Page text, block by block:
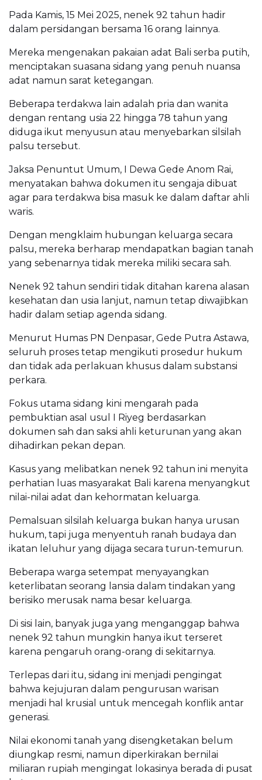
Pada Kamis, 15 Mei 2025, nenek 92 tahun hadir
dalam persidangan bersama 16 orang lainnya.
Mereka mengenakan pakaian adat Bali serba putih,
menciptakan suasana sidang yang penuh nuansa
adat namun sarat ketegangan.
Beberapa terdakwa lain adalah pria dan wanita
dengan rentang usia 22 hingga 78 tahun yang
diduga ikut menyusun atau menyebarkan silsilah
palsu tersebut.
Jaksa Penuntut Umum, I Dewa Gede Anom Rai,
menyatakan bahwa dokumen itu sengaja dibuat
agar para terdakwa bisa masuk ke dalam daftar ahli
waris.
Dengan mengklaim hubungan keluarga secara
palsu, mereka berharap mendapatkan bagian tanah
yang sebenarnya tidak mereka miliki secara sah.
Nenek 92 tahun sendiri tidak ditahan karena alasan
kesehatan dan usia lanjut, namun tetap diwajibkan
hadir dalam setiap agenda sidang.
Menurut Humas PN Denpasar, Gede Putra Astawa,
seluruh proses tetap mengikuti prosedur hukum
dan tidak ada perlakuan khusus dalam substansi
perkara.
Fokus utama sidang kini mengarah pada
pembuktian asal usul I Riyeg berdasarkan
dokumen sah dan saksi ahli keturunan yang akan
dihadirkan pekan depan.
Kasus yang melibatkan nenek 92 tahun ini menyita
perhatian luas masyarakat Bali karena menyangkut
nilai-nilai adat dan kehormatan keluarga.
Pemalsuan silsilah keluarga bukan hanya urusan
hukum, tapi juga menyentuh ranah budaya dan
ikatan leluhur yang dijaga secara turun-temurun.
Beberapa warga setempat menyayangkan
keterlibatan seorang lansia dalam tindakan yang
berisiko merusak nama besar keluarga.
Di sisi lain, banyak juga yang menganggap bahwa
nenek 92 tahun mungkin hanya ikut terseret
karena pengaruh orang-orang di sekitarnya.
Terlepas dari itu, sidang ini menjadi pengingat
bahwa kejujuran dalam pengurusan warisan
menjadi hal krusial untuk mencegah konflik antar
generasi.
Nilai ekonomi tanah yang disengketakan belum
diungkap resmi, namun diperkirakan bernilai
miliaran rupiah mengingat lokasinya berada di pusat